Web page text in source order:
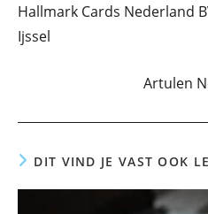
artikelen
Hallmark Cards Nederland
Ijssel
Artulen
DIT VIND JE VAST OOK